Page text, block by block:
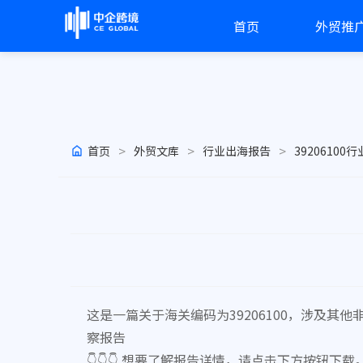
首页 外贸推
首页 > 外贸文库 > 行业出海报告 > 39206100行
这是一篇关于海关编码为39206100，涉及其他
察报告